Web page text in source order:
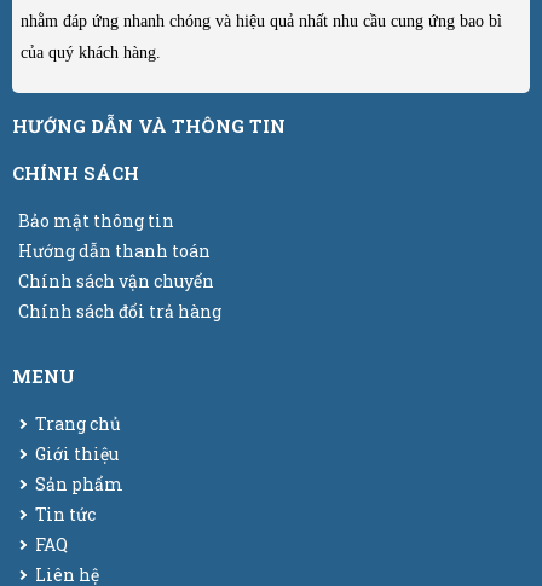
nhằm đáp ứng nhanh chóng và hiệu quả nhất nhu cầu cung ứng bao bì
của quý khách hàng.
HƯỚNG DẪN VÀ THÔNG TIN
CHÍNH SÁCH
Bảo mật thông tin
Hướng dẫn thanh toán
Chính sách vận chuyển
Chính sách đổi trả hàng
MENU
Trang chủ
Giới thiệu
Sản phẩm
Tin tức
FAQ
Liên hệ